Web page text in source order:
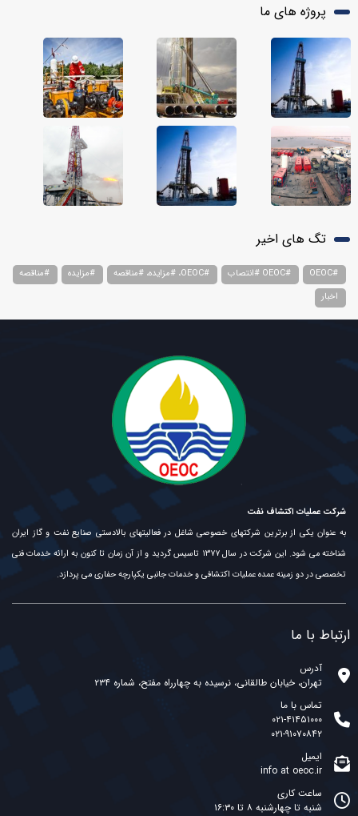
پروژه های ما
تگ های اخیر
#OEOC #OEOC #انتصاب #OEOC، #مزایده، #مناقصه #مزایده
#مناقصه
اخبار
شرکت عملیات اکتشاف نفت
به عنوان یکی از برترین شرکتهای خصوصی شاغل در فعالیتهای بالادستی صنایع نفت و گاز ایران
شناخته می شود. این شرکت در سال ۱۳۷۷ تاسیس گردید و از آن زمان تا کنون به ارائه خدمات فنی
تخصصی در دو زمینه عمده عملیات اکتشافی و خدمات جانبی یکپارچه حفاری می پردازد.
ارتباط با ما
آدرس
تهران، خیابان طالقانی، نرسیده به چهارراه مفتح، شماره ۲۳۴
تماس با ما
۰۲۱-۴۱۴۵۱۰۰۰
۰۲۱-۹۱۰۷۰۸۴۲
ایمیل
info at oeoc.ir
ساعت کاری
شنبه تا چهارشنبه ۸ تا ۱۶:۳۰